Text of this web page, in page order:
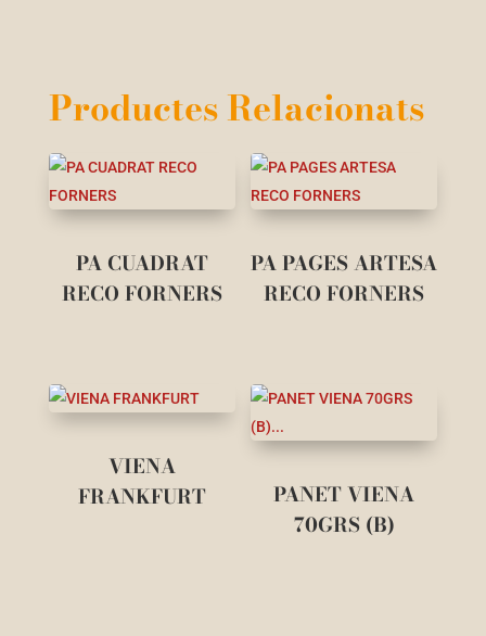
Productes Relacionats
PA CUADRAT
RECO FORNERS
PA PAGES ARTESA
RECO FORNERS
VIENA
FRANKFURT
PANET VIENA
70GRS (B)